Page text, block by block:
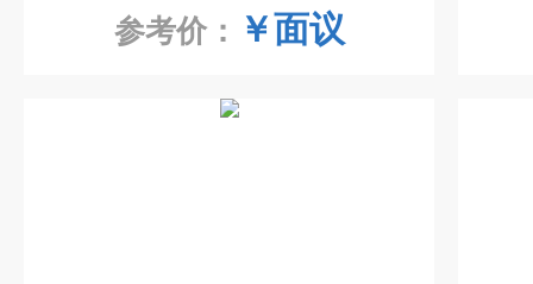
参考价： ￥面议